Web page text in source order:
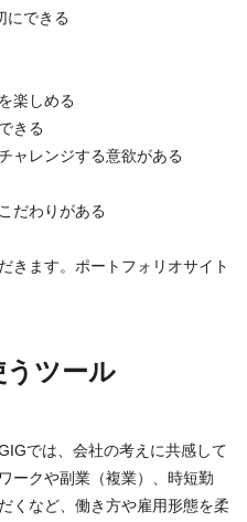
にできる
楽しめる
きる
ャレンジする意欲がある
だわりがある
きます。ポートフォリオサイト
うツール
では、会社の考えに共感して
ークや副業（複業）、時短勤
くなど、働き方や雇用形態を柔